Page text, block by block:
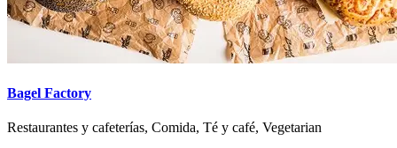
Bagel Factory
Restaurantes y cafeterías, Comida, Té y café, Vegetarian